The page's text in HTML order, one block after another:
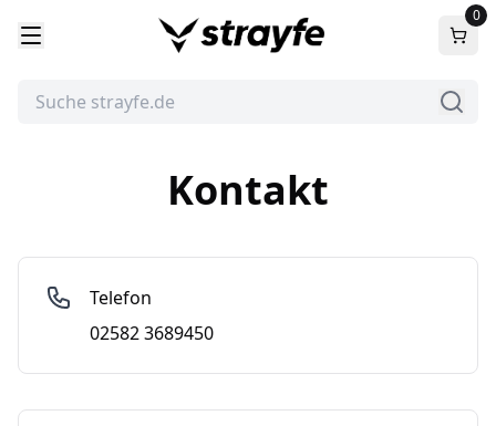
0
Kontakt
Telefon
02582 3689450